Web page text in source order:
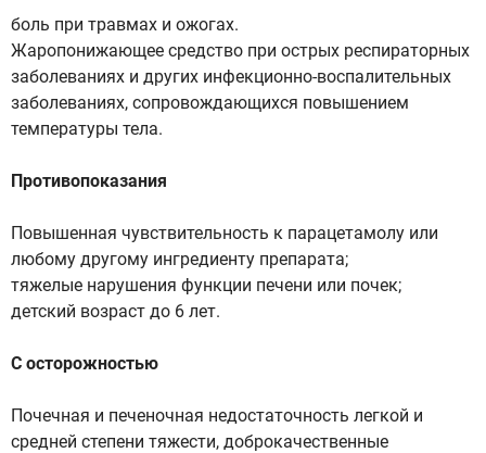
боль при травмах и ожогах.
Жаропонижающее средство при острых респираторных
заболеваниях и других инфекционно-воспалительных
заболеваниях, сопровождающихся повышением
температуры тела.
Противопоказания
Повышенная чувствительность к парацетамолу или
любому другому ингредиенту препарата;
тяжелые нарушения функции печени или почек;
детский возраст до 6 лет.
С осторожностью
Почечная и печеночная недостаточность легкой и
средней степени тяжести, доброкачественные